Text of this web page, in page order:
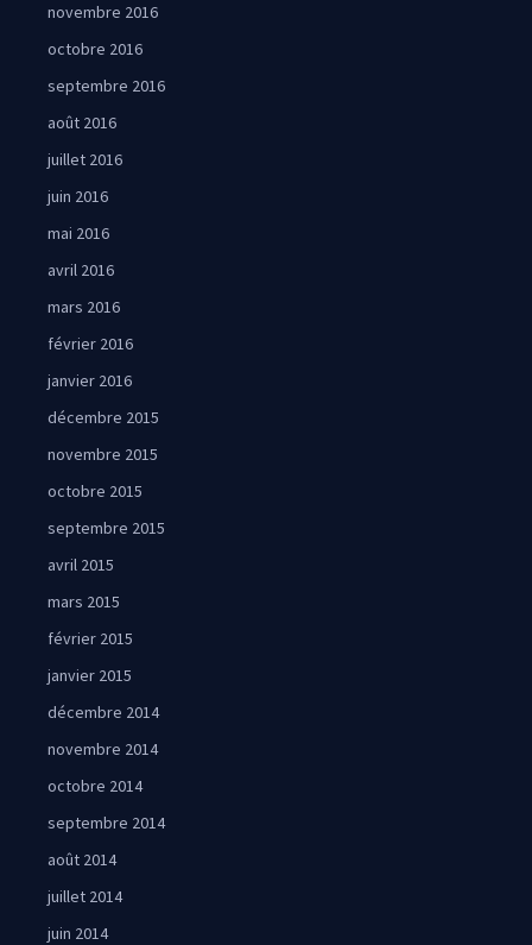
novembre 2016
octobre 2016
septembre 2016
août 2016
juillet 2016
juin 2016
mai 2016
avril 2016
mars 2016
février 2016
janvier 2016
décembre 2015
novembre 2015
octobre 2015
septembre 2015
avril 2015
mars 2015
février 2015
janvier 2015
décembre 2014
novembre 2014
octobre 2014
septembre 2014
août 2014
juillet 2014
juin 2014